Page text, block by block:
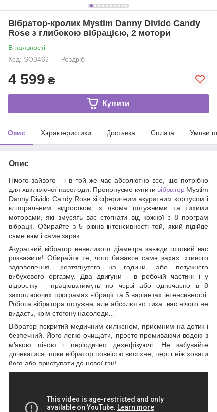
Вібратор-кролик Mystim Danny Divido Candy
Rose з глибокою вібрацією, 2 мотори
В наявності
Код: SO3466
Роздріб
4 599 ₴
Купити
Опис Характеристики Доставка Оплата Умови
Опис
Нічого зайвого - і в той же час абсолютно все, що потрібно
для хвилюючої насолоди. Пропонуємо купити вібратор Mystim
Danny Divido Candy Rose зі сферичним акуратним корпусом і
кліторальним відростком, з двома потужними та тихими
моторами, які змусять вас стогнати від кожної з 8 програм
вібрації. Обирайте з 5 рівнів інтенсивності той, який підійде
саме вам і саме зараз.
Акуратний вібратор невеликого діаметра завжди готовий вас
розважити! Обирайте те, чого бажаєте саме зараз: хтивого
задоволення, розтягнутого на години, або потужного
вибухового оргазму. Два двигуни - в робочій частині і у
відростку - працюватимуть по черзі або одночасно в 8
захоплюючих програмах вібрації та 5 варіантах інтенсивності.
Робота вібратора потужна, але абсолютно тиха: вас нічого не
видасть, крім стогону насолоди…
Вібратор покритий медичним силіконом, приємним на дотик і
безпечний. Його легко очищати, просто промиваючи водою з
м'якою піною і періодично дезінфікуючі. Не забувайте
дочекатися, поки вібратор повністю висохне, перш ніж ховати
його або приступати до нової гри!